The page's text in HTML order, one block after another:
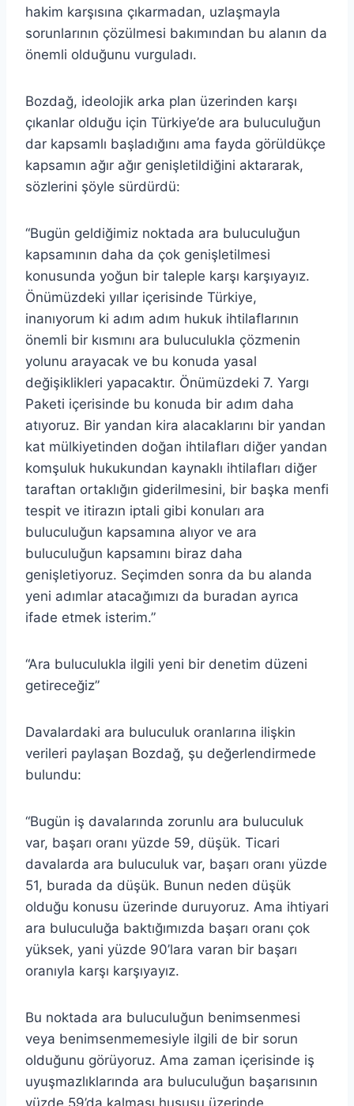
hakim karşısına çıkarmadan, uzlaşmayla
sorunlarının çözülmesi bakımından bu alanın da
önemli olduğunu vurguladı.
Bozdağ, ideolojik arka plan üzerinden karşı
çıkanlar olduğu için Türkiye’de ara buluculuğun
dar kapsamlı başladığını ama fayda görüldükçe
kapsamın ağır ağır genişletildiğini aktararak,
sözlerini şöyle sürdürdü:
“Bugün geldiğimiz noktada ara buluculuğun
kapsamının daha da çok genişletilmesi
konusunda yoğun bir taleple karşı karşıyayız.
Önümüzdeki yıllar içerisinde Türkiye,
inanıyorum ki adım adım hukuk ihtilaflarının
önemli bir kısmını ara buluculukla çözmenin
yolunu arayacak ve bu konuda yasal
değişiklikleri yapacaktır. Önümüzdeki 7. Yargı
Paketi içerisinde bu konuda bir adım daha
atıyoruz. Bir yandan kira alacaklarını bir yandan
kat mülkiyetinden doğan ihtilafları diğer yandan
komşuluk hukukundan kaynaklı ihtilafları diğer
taraftan ortaklığın giderilmesini, bir başka menfi
tespit ve itirazın iptali gibi konuları ara
buluculuğun kapsamına alıyor ve ara
buluculuğun kapsamını biraz daha
genişletiyoruz. Seçimden sonra da bu alanda
yeni adımlar atacağımızı da buradan ayrıca
ifade etmek isterim.”
“Ara buluculukla ilgili yeni bir denetim düzeni
getireceğiz”
Davalardaki ara buluculuk oranlarına ilişkin
verileri paylaşan Bozdağ, şu değerlendirmede
bulundu:
“Bugün iş davalarında zorunlu ara buluculuk
var, başarı oranı yüzde 59, düşük. Ticari
davalarda ara buluculuk var, başarı oranı yüzde
51, burada da düşük. Bunun neden düşük
olduğu konusu üzerinde duruyoruz. Ama ihtiyari
ara buluculuğa baktığımızda başarı oranı çok
yüksek, yani yüzde 90’lara varan bir başarı
oranıyla karşı karşıyayız.
Bu noktada ara buluculuğun benimsenmesi
veya benimsenmemesiyle ilgili de bir sorun
olduğunu görüyoruz. Ama zaman içerisinde iş
uyuşmazlıklarında ara buluculuğun başarısının
yüzde 59’da kalması hususu üzerinde